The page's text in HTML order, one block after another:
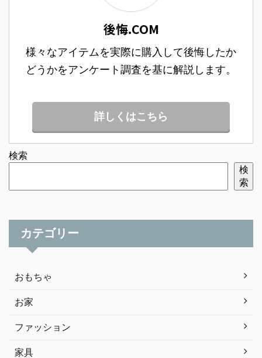
後悔.COM
様々なアイテムを実際に購入して後悔したか
どうかをアンケート調査を基に解説します。
詳しくはこちら
検索
検
索
カテゴリー
おもちゃ
お家
ファッション
家具